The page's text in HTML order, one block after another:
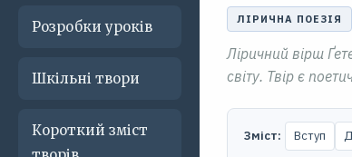
Розробки уроків
Шкільні твори
Короткий зміст
ЛІРИЧНА ПОЕЗІЯ
Ліричний вірш
світу. Твір є
Зміст: Вступ